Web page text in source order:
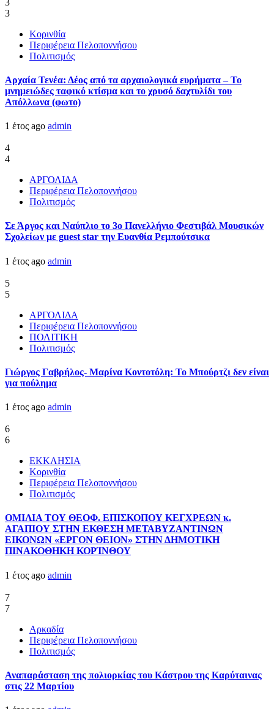
3
Κορινθία
Περιφέρεια Πελοποννήσου
Πολιτισμός
Αρχαία Τενέα: Δέος από τα αρχαιολογικά ευρήματα – Το
μνημειώδες ταφικό κτίσμα και το χρυσό δαχτυλίδι του
Απόλλωνα (φωτο)
1 έτος ago admin
4
4
ΑΡΓΟΛΙΔΑ
Περιφέρεια Πελοποννήσου
Πολιτισμός
Σε Άργος και Ναύπλιο το 3ο Πανελλήνιο Φεστιβάλ Μουσικών
Σχολείων με guest star την Ευανθία Ρεμπούτσικα
1 έτος ago admin
5
5
ΑΡΓΟΛΙΔΑ
Περιφέρεια Πελοποννήσου
ΠΟΛΙΤΙΚΗ
Πολιτισμός
Γιώργος Γαβρήλος- Μαρίνα Κοντοτόλη: Το Μπούρτζι δεν είναι
για πούλημα
1 έτος ago admin
6
6
ΕΚΚΛΗΣΙΑ
Κορινθία
Περιφέρεια Πελοποννήσου
Πολιτισμός
ΟΜΙΛΙΑ ΤΟΥ ΘΕΟΦ. ΕΠΙΣΚΟΠΟΥ ΚΕΓΧΡΕΩΝ κ.
ΑΓΑΠΙΟΥ ΣΤΗΝ ΕΚΘΕΣΗ ΜΕΤΑΒΥΖΑΝΤΙΝΩΝ
ΕΙΚΟΝΩΝ «ΕΡΓΟΝ ΘΕΙΟΝ» ΣΤΗΝ ΔΗΜΟΤΙΚΗ
ΠΙΝΑΚΟΘΗΚΗ ΚΟΡΊΝΘΟΥ
1 έτος ago admin
7
7
Αρκαδία
Περιφέρεια Πελοποννήσου
Πολιτισμός
Αναπαράσταση της πολιορκίας του Κάστρου της Καρύταινας
στις 22 Μαρτίου